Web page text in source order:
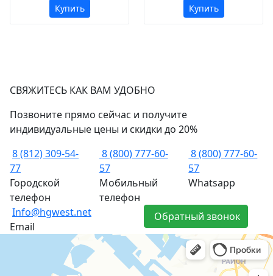
Купить Купить
СВЯЖИТЕСЬ КАК ВАМ УДОБНО
Позвоните прямо сейчас и получите
индивидуальные цены и скидки до 20%
8 (812) 309-54-
77
Городской
телефон
8 (800) 777-60-
57
Мобильный
телефон
8 (800) 777-60-
57
Whatsapp
Info@hgwest.net
Email
Обратный звонок